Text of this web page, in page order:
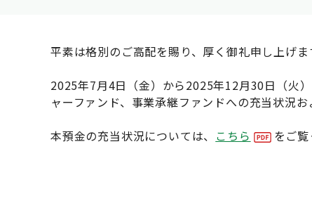
平素は格別のご高配を賜り、厚く御礼申し上げま
2025年7月4日（金）から2025年12月30日（火
ャーファンド、事業承継ファンドへの充当状況
本預金の充当状況については、 こちら をご覧